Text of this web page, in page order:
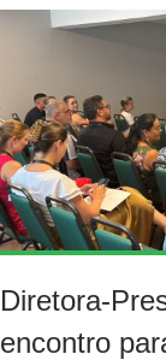
Diretora-
encontro